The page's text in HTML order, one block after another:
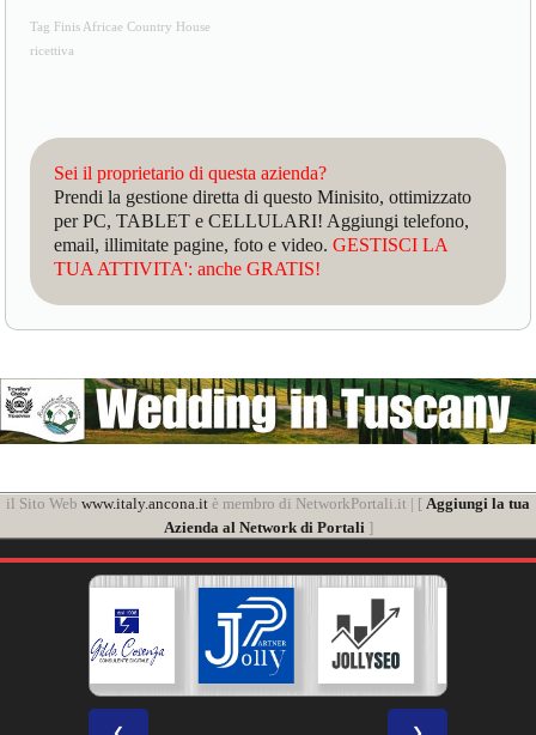
Tag Finis Africae Country House
ricettiva
Sei il proprietario di questa azienda?
Prendi la gestione diretta di questo Minisito, ottimizzato
per PC, TABLET e CELLULARI! Aggiungi telefono,
email, illimitate pagine, foto e video.GESTISCI LA
TUA ATTIVITA': anche GRATIS!
il Sito Web www.italy.ancona.it è membro di NetworkPortali.it | [ Aggiungi la tua
Azienda al Network di Portali]